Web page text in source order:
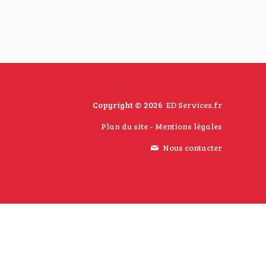
Copyright © 2026 ED Services.fr
Plan du site- Mentions légales
Nous contacter